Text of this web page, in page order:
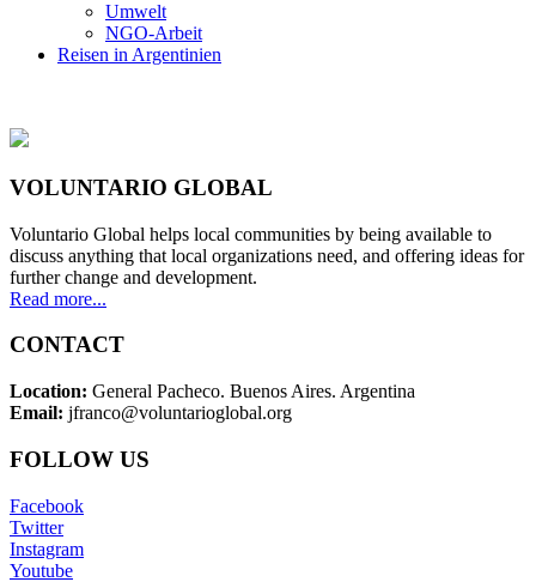
Umwelt
NGO-Arbeit
Reisen in Argentinien
VOLUNTARIO GLOBAL
Voluntario Global helps local communities by being available to
discuss anything that local organizations need, and offering ideas for
further change and development.
Read more...
CONTACT
Location: General Pacheco. Buenos Aires. Argentina
Email: jfranco@voluntarioglobal.org
FOLLOW US
Facebook
Twitter
Instagram
Youtube